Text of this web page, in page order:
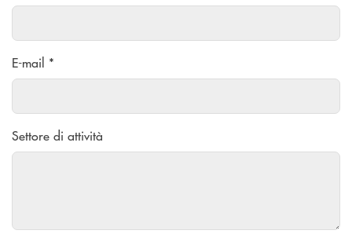
E-mail *
Settore di attività